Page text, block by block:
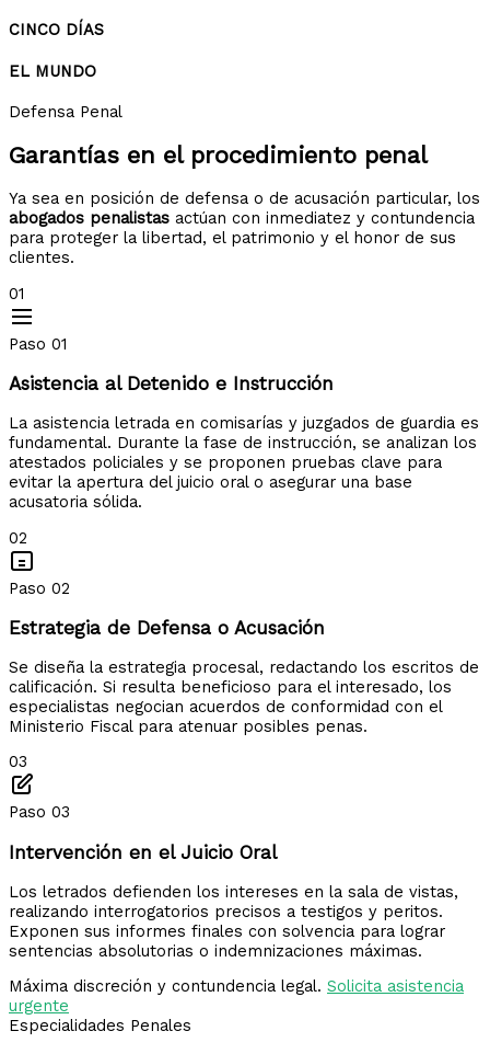
CINCO DÍAS
EL MUNDO
Defensa Penal
Garantías en el procedimiento penal
Ya sea en posición de defensa o de acusación particular, los
abogados penalistas actúan con inmediatez y contundencia
para proteger la libertad, el patrimonio y el honor de sus
clientes.
01
Paso 01
Asistencia al Detenido e Instrucción
La asistencia letrada en comisarías y juzgados de guardia es
fundamental. Durante la fase de instrucción, se analizan los
atestados policiales y se proponen pruebas clave para
evitar la apertura del juicio oral o asegurar una base
acusatoria sólida.
02
Paso 02
Estrategia de Defensa o Acusación
Se diseña la estrategia procesal, redactando los escritos de
calificación. Si resulta beneficioso para el interesado, los
especialistas negocian acuerdos de conformidad con el
Ministerio Fiscal para atenuar posibles penas.
03
Paso 03
Intervención en el Juicio Oral
Los letrados defienden los intereses en la sala de vistas,
realizando interrogatorios precisos a testigos y peritos.
Exponen sus informes finales con solvencia para lograr
sentencias absolutorias o indemnizaciones máximas.
Máxima discreción y contundencia legal. Solicita asistencia
urgente
Especialidades Penales